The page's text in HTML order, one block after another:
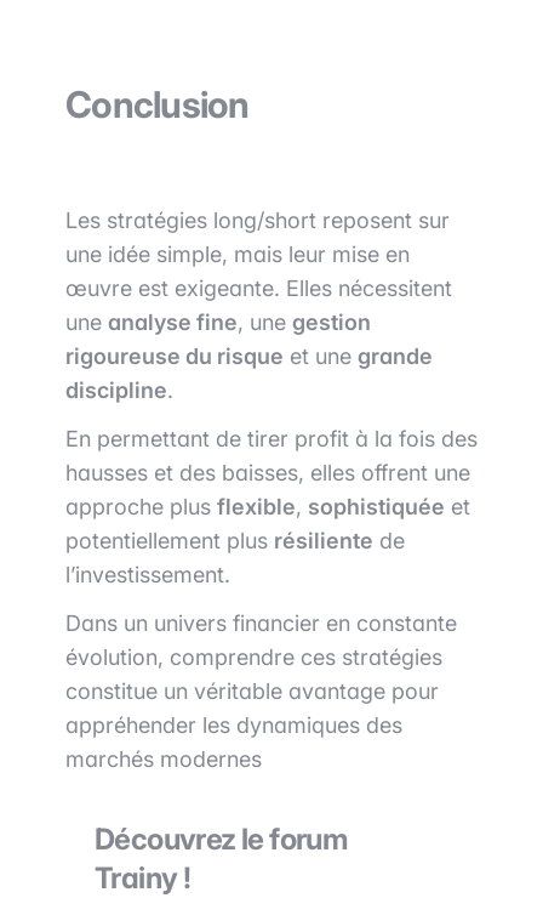
Conclusion
Les stratégies long/short reposent sur
une idée simple, mais leur mise en
œuvre est exigeante. Elles nécessitent
une analyse fine, une gestion
rigoureuse du risque et une grande
discipline.
En permettant de tirer profit à la fois des
hausses et des baisses, elles offrent une
approche plus flexible, sophistiquée et
potentiellement plus résiliente de
l’investissement.
Dans un univers financier en constante
évolution, comprendre ces stratégies
constitue un véritable avantage pour
appréhender les dynamiques des
marchés modernes
Découvrez le forum
Trainy !